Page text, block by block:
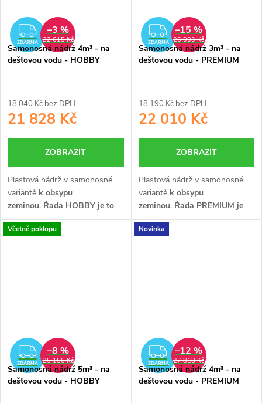
ZDARMA
ZDARMA 22 615 Kč
–3 %
Samonosná nádrž 4m³ - na
dešťovou vodu - HOBBY
18 040 Kč bez DPH
21 828 Kč
ZOBRAZIT
Plastová nádrž v samonosné
variantě k obsypu
zeminou. Řada HOBBY je to
nejlepší v poměru cena/výkon.
Je určena především pro ty,
ZDARMA
ZDARMA 26 003 Kč
–15 %
Samonosná nádrž 3m³ - na
dešťovou vodu - PREMIUM
18 190 Kč bez DPH
22 010 Kč
ZOBRAZIT
Plastová nádrž v samonosné
variantěk obsypu
zeminou. Řada PREMIUM je
vyrobena z
PRVOJAKOSTNÍHO plastu se
Včetně poklopu
ZDARMA
ZDARMA 25 156 Kč
–8 %
Samonosná nádrž 5m³ - na
dešťovou vodu - HOBBY
Novinka
ZDARMA
ZDARMA 27 818 Kč
–12 %
Samonosná nádrž 4m³ - na
dešťovou vodu - PREMIUM